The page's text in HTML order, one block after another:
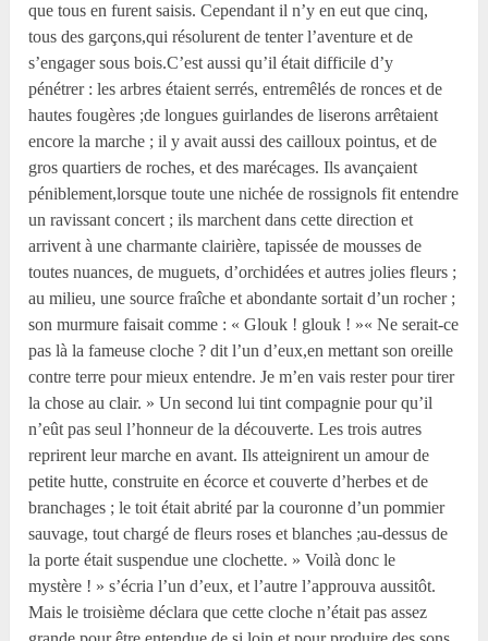
que tous en furent saisis. Cependant il n’y en eut que cinq,
tous des garçons,qui résolurent de tenter l’aventure et de
s’engager sous bois.C’est aussi qu’il était difficile d’y
pénétrer : les arbres étaient serrés, entremêlés de ronces et de
hautes fougères ;de longues guirlandes de liserons arrêtaient
encore la marche ; il y avait aussi des cailloux pointus, et de
gros quartiers de roches, et des marécages. Ils avançaient
péniblement,lorsque toute une nichée de rossignols fit entendre
un ravissant concert ; ils marchent dans cette direction et
arrivent à une charmante clairière, tapissée de mousses de
toutes nuances, de muguets, d’orchidées et autres jolies fleurs ;
au milieu, une source fraîche et abondante sortait d’un rocher ;
son murmure faisait comme : « Glouk ! glouk ! »« Ne serait-ce
pas là la fameuse cloche ? dit l’un d’eux,en mettant son oreille
contre terre pour mieux entendre. Je m’en vais rester pour tirer
la chose au clair. » Un second lui tint compagnie pour qu’il
n’eût pas seul l’honneur de la découverte. Les trois autres
reprirent leur marche en avant. Ils atteignirent un amour de
petite hutte, construite en écorce et couverte d’herbes et de
branchages ; le toit était abrité par la couronne d’un pommier
sauvage, tout chargé de fleurs roses et blanches ;au-dessus de
la porte était suspendue une clochette. » Voilà donc le
mystère ! » s’écria l’un d’eux, et l’autre l’approuva aussitôt.
Mais le troisième déclara que cette cloche n’était pas assez